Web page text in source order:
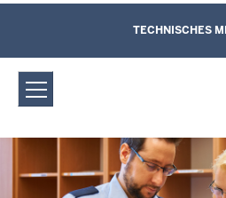
Arbeitsgericht
Sitzungstermine
Direkt zum Inhalt
Leichte Sprache,
und Kontaktformular
TECHNISCHES